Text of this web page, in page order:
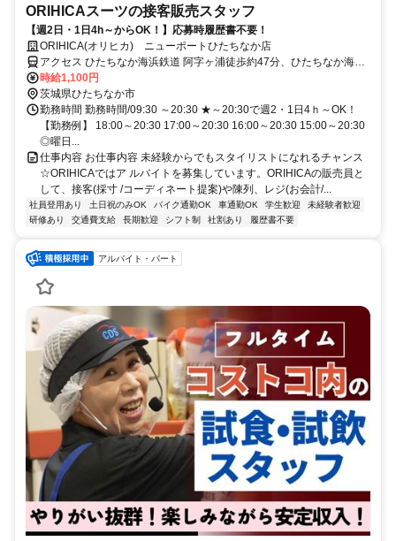
ORIHICAスーツの接客販売スタッフ
【週2日・1日4h～からOK！】応募時履歴書不要！
ORIHICA(オリヒカ) ニューポートひたちなか店
アクセス ひたちなか海浜鉄道 阿字ヶ浦徒歩約47分、ひたちなか海浜
鉄道 磯崎徒歩約58分、ひたちなか海浜鉄道 美乃浜学園徒歩約65分
JR勝田駅～バス15分「ジョイフル本田西」下車
時給1,100円
茨城県ひたちなか市
勤務時間 勤務時間/09:30 ～20:30 ★～20:30で週2・1日4ｈ～OK！
【勤務例】 18:00～20:30 17:00～20:30 16:00～20:30 15:00～20:30
◎曜日...
仕事内容 お仕事内容 未経験からでもスタイリストになれるチャンス
☆ORIHICAではア ルバイトを募集しています。ORIHICAの販売員と
して、接客(採寸 /コーディネート提案)や陳列、レジ(お会計/...
社員登用あり 土日祝のみOK バイク通勤OK 車通勤OK 学生歓迎
未経験者歓迎
研修あり
交通費支給 長期歓迎 シフト制 社割あり 履歴書不要
アルバイト・パート